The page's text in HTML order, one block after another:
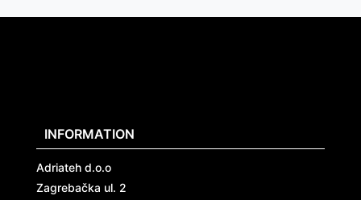
INFORMATION
Adriateh d.o.o
Zagrebačka ul. 2